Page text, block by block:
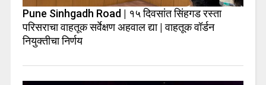
Pune Sinhgadh Road | १५ दिवसांत सिंहगड रस्ता
परिसराचा वाहतूक सर्वेक्षण अहवाल द्या | वाहतूक वॉर्डन
नियुक्तीचा निर्णय